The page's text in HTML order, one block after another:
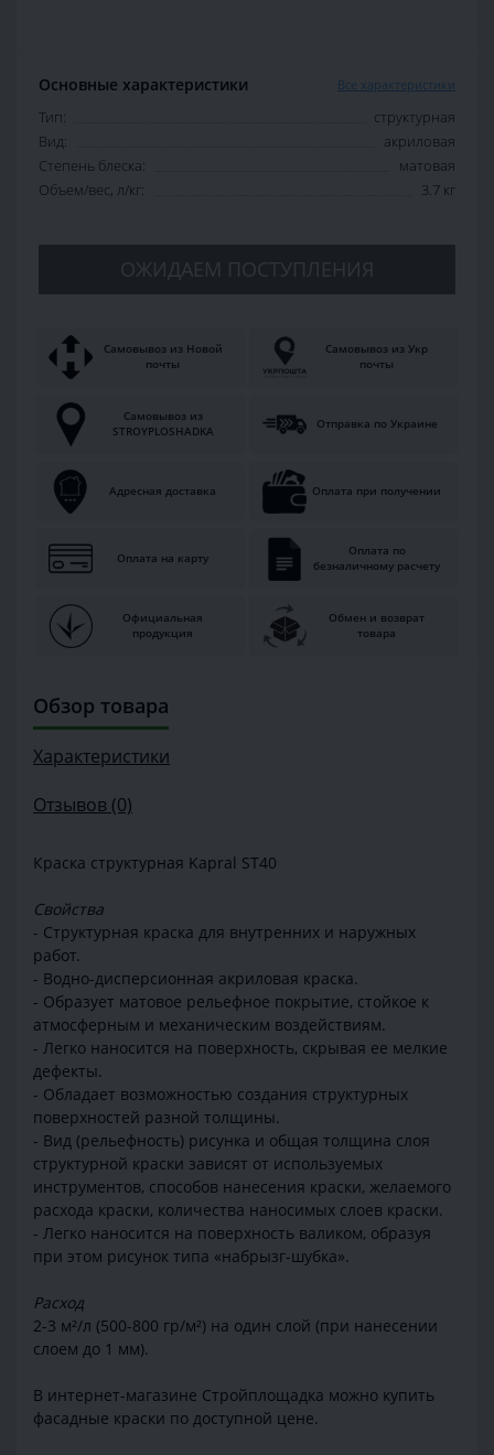
Основные характеристики Все характеристики
Тип:
структурная
Вид:
акриловая
Степень блеска:
матовая
Объем/вес, л/кг:
3.7 кг
ОЖИДАЕМ ПОСТУПЛЕНИЯ
Самовывоз из Новой
почты
Самовывоз из Укр
почты
Самовывоз из
STROYPLOSHADKA
Отправка по Украине
Адресная доставка Оплата при получении
Оплата на карту
Оплата по
безналичному расчету
Официальная
продукция
Обмен и возврат
товара
Обзор товара
Характеристики
Отзывов (0)
Краска структурная Kapral ST40
Свойства
- Структурная краска для внутренних и наружных
работ.
- Водно-дисперсионная акриловая краска.
- Образует матовое рельефное покрытие, стойкое к
атмосферным и механическим воздействиям.
- Легко наносится на поверхность, скрывая ее мелкие
дефекты.
- Обладает возможностью создания структурных
поверхностей разной толщины.
- Вид (рельефность) рисунка и общая толщина слоя
структурной краски зависят от используемых
инструментов, способов нанесения краски, желаемого
расхода краски, количества наносимых слоев краски.
- Легко наносится на поверхность валиком, образуя
при этом рисунок типа «набрызг-шубка».
Расход
2-3 м²/л (500-800 гр/м²) на один слой (при нанесении
слоем до 1 мм).
В интернет-магазине Стройплощадка можно купить
фасадные краски по доступной цене.